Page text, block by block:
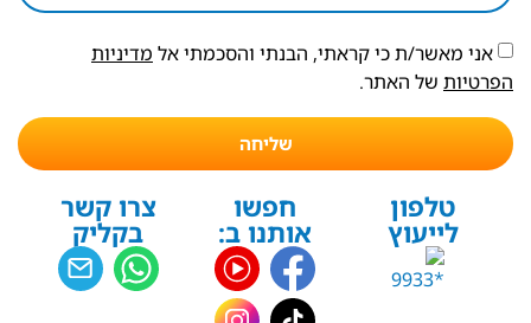
אני מאשר/ת כי קראתי, הבנתי והסכמתי אל מדיניות
הפרטיות של האתר.
שליחה
טלפון
לייעוץ
חפשו
אותנו ב:
צרו קשר
בקליק